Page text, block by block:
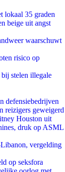
lokaal 35 graden
beige uit angst
waarschuwt
risico op
stelen illegale
defensiebedrijven
reizigers geweigerd
Houston uit
druk op ASML
vergelding
op seksfora